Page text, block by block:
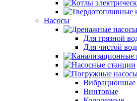
Насосы
Для грязной
Для чистой
Вибрационные
Винтовые